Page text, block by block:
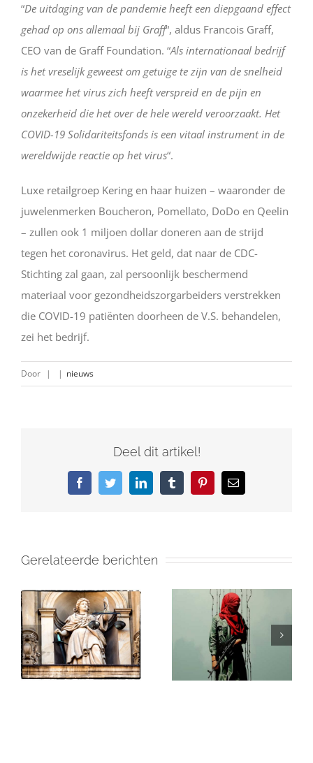
“De uitdaging van de pandemie heeft een diepgaand effect
gehad op ons allemaal bij Graff“, aldus Francois Graff,
CEO van de Graff Foundation. “Als internationaal bedrijf
is het vreselijk geweest om getuige te zijn van de snelheid
waarmee het virus zich heeft verspreid en de pijn en
onzekerheid die het over de hele wereld veroorzaakt. Het
COVID-19 Solidariteitsfonds is een vitaal instrument in de
wereldwijde reactie op het virus“.
Luxe retailgroep Kering en haar huizen – waaronder de
juwelenmerken Boucheron, Pomellato, DoDo en Qeelin
– zullen ook 1 miljoen dollar doneren aan de strijd
tegen het coronavirus. Het geld, dat naar de CDC-
Stichting zal gaan, zal persoonlijk beschermend
materiaal voor gezondheidszorgarbeiders verstrekken
die COVID-19 patiënten doorheen de V.S. behandelen,
zei het bedrijf.
Door | | nieuws
Deel dit artikel!
FacebookTwitterLinkedInTumblrPinterest
E-
mail
Gerelateerde berichten
Israël en de
(valse)
beschuldigingen
van genocide:
een nuchtere
Gaza: Wat Je
Echt over de
Oorlog tegen
Hamas moet